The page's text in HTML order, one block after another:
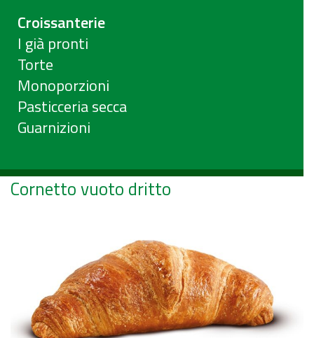
Croissanterie
I già pronti
Torte
Monoporzioni
Pasticceria secca
Guarnizioni
Cornetto vuoto dritto